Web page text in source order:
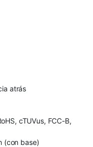
atrás
cTUVus, FCC-B,
(con base)